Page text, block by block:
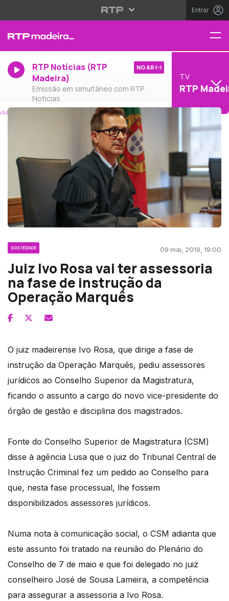
Entrar
RTP Notícias (RTP
Madeira)
Emissão em simultâneo com RTP
Notícias
NO AR
TV
RTP
SOCIEDADE 09 mai, 2019, 19:00
Juiz Ivo Rosa vai ter assessoria
na fase de instrução da
Operação Marquês
O juiz madeirense Ivo Rosa, que dirige a fase de
instrução da Operação Marquês, pediu assessores
jurídicos ao Conselho Superior da Magistratura,
ficando o assunto a cargo do novo vice-presidente do
órgão de gestão e disciplina dos magistrados.
Fonte do Conselho Superior de Magistratura (CSM)
disse à agência Lusa que o juiz do Tribunal Central de
Instrução Criminal fez um pedido ao Conselho para
que, nesta fase processual, lhe fossem
disponibilizados assessores jurídicos.
Numa nota à comunicação social, o CSM adianta que
este assunto foi tratado na reunião do Plenário do
Conselho de 7 de maio e que foi delegado no juiz
conselheiro José de Sousa Lameira, a competência
para assegurar a assessoria a Ivo Rosa.